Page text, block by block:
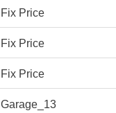
Fix Price
Fix Price
Fix Price
Garage_13